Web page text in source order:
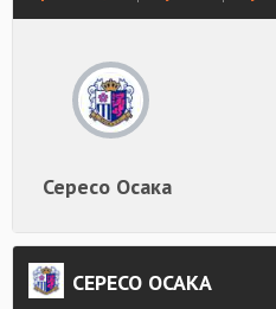
Сересо Осака
СЕРЕСО ОСАКА